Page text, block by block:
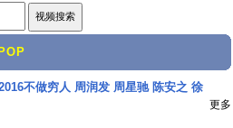
不做穷人 周润发 周星驰 陈安之 徐
更多